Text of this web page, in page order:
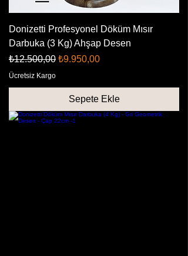
Donizetti Profesyonel Döküm Mısır
Darbuka (3 Kg) Ahşap Desen
Normal Fiyat
₺12.500,00 İndirimli Fiyat
₺9.950,00
Ücretsiz Kargo
Sepete Ekle